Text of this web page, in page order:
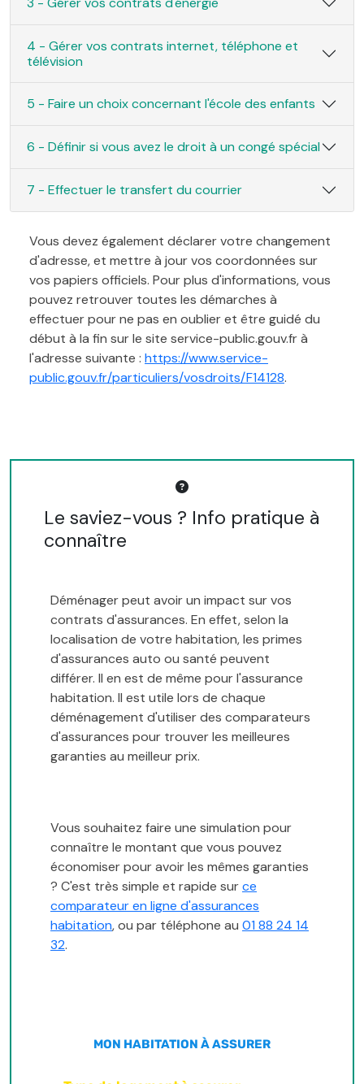
4 - Gérer vos contrats internet, téléphone et
télévision
5 - Faire un choix concernant l'école des enfants
6 - Définir si vous avez le droit à un congé spécial
7 - Effectuer le transfert du courrier
Vous devez également déclarer votre changement
d'adresse, et mettre à jour vos coordonnées sur
vos papiers officiels. Pour plus d'informations, vous
pouvez retrouver toutes les démarches à
effectuer pour ne pas en oublier et être guidé du
début à la fin sur le site service-public.gouv.fr à
l'adresse suivante : https://www.service-
public.gouv.fr/particuliers/vosdroits/F14128.
Le saviez-vous ? Info pratique à
connaître
Déménager peut avoir un impact sur vos
contrats d'assurances. En effet, selon la
localisation de votre habitation, les primes
d'assurances auto ou santé peuvent
différer. Il en est de même pour l'assurance
habitation. Il est utile lors de chaque
déménagement d'utiliser des comparateurs
d'assurances pour trouver les meilleures
garanties au meilleur prix.
Vous souhaitez faire une simulation pour
connaître le montant que vous pouvez
économiser pour avoir les mêmes garanties
? C'est très simple et rapide surce
comparateur en ligne d'assurances
habitation, ou par téléphone au 01 88 24 14
32.